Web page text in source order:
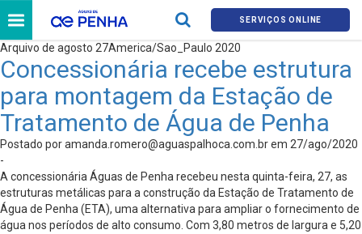
SERVIÇOS ONLINE
Arquivo de agosto 27America/Sao_Paulo 2020
Concessionária recebe estrutura
para montagem da Estação de
Tratamento de Água de Penha
Postado poramanda.romero@aguaspalhoca.com.brem 27/ago/2020
-
A concessionária Águas de Penha recebeu nesta quinta-feira, 27, as
estruturas metálicas para a construção da Estação de Tratamento de
Água de Penha (ETA), uma alternativa para ampliar o fornecimento de
água nos períodos de alto consumo. Com 3,80 metros de largura e 5,20